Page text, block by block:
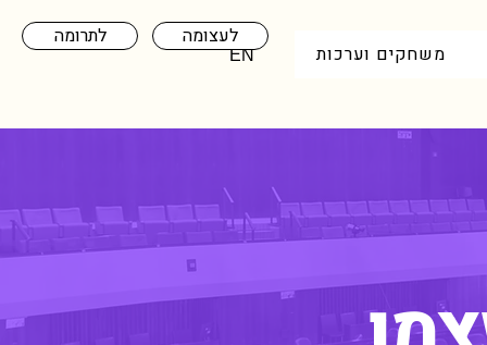
לתרומה לעצומה
EN משחקים וערכות